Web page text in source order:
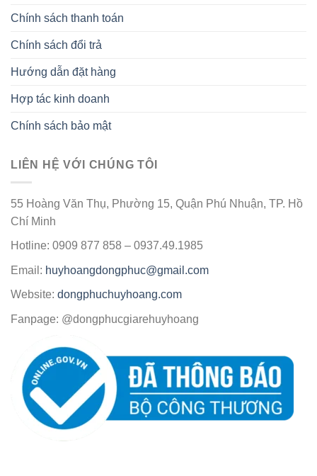
Chính sách thanh toán
Chính sách đổi trả
Hướng dẫn đặt hàng
Hợp tác kinh doanh
Chính sách bảo mật
LIÊN HỆ VỚI CHÚNG TÔI
55 Hoàng Văn Thụ, Phường 15, Quận Phú Nhuận, TP. Hồ
Chí Minh
Hotline: 0909 877 858 – 0937.49.1985
Email: huyhoangdongphuc@gmail.com
Website: dongphuchuyhoang.com
Fanpage: @dongphucgiarehuyhoang